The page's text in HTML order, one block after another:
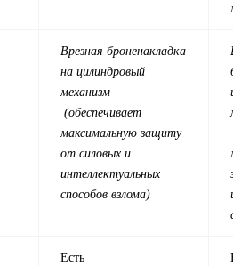
Врезная броненакладка
на цилиндровый
механизм
(обеспечивает
максимальную защиту
от силовых и
интеллектуальных
способов взлома)
Есть